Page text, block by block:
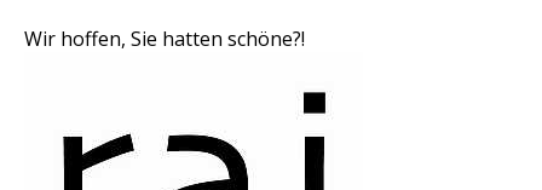
Wir hoffen, Sie hatten schöne?!